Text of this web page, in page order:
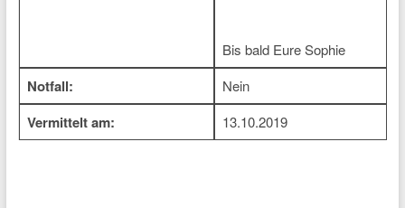
Bis bald Eure Sophie
Notfall: Nein
Vermittelt am: 13.10.2019